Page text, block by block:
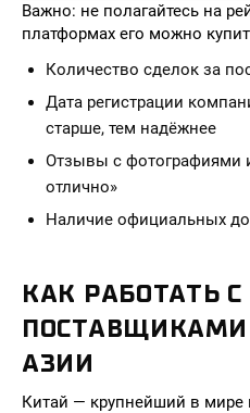
Важно: не полагайтесь на
платформах его можно
Количество сделок за
Дата регистрации
старше, тем надёжнее
Отзывы с фотографиями
отлично»
Наличие официальных
КАК РАБОТАТЬ С
ПОСТАВЩИКАМИ
АЗИИ
Китай — крупнейший в мире